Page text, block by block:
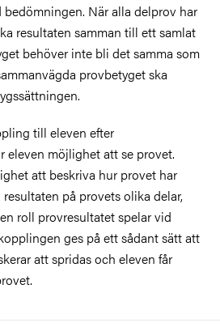
När alla delprov har
resultaten samman till ett samlat
behöver inte bli det samma som
provbetyget ska
till eleven efter
eleven möjlighet att se provet.
att beskriva hur provet har
på provets olika delar,
roll provresultatet spelar vid
ges på ett sådant sätt att
att spridas och eleven får